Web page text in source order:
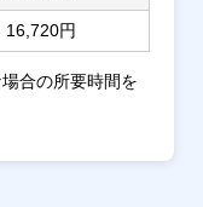
16,720円
合の所要時間を